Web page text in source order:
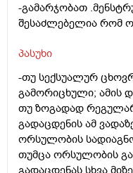
-გამარჯობათ
შესაძლებელია რომ
პასუხი
-თუ სექსუალურ
გამორიცხული; ამის
თუ ზოგადად
გადაცდენის ამ
ორსულობის
თუმცა ორსულობის